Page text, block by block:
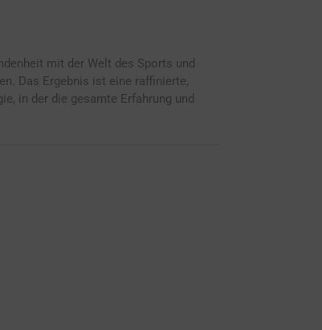
mit der Welt des Sports und
Das Ergebnis ist eine raffinierte,
in der die gesamte Erfahrung und